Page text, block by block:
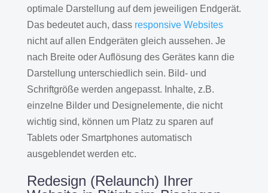
optimale Darstellung auf dem jeweiligen Endgerät.
Das bedeutet auch, dass responsive Websites
nicht auf allen Endgeräten gleich aussehen. Je
nach Breite oder Auflösung des Gerätes kann die
Darstellung unterschiedlich sein. Bild- und
Schriftgröße werden angepasst. Inhalte, z.B.
einzelne Bilder und Designelemente, die nicht
wichtig sind, können um Platz zu sparen auf
Tablets oder Smartphones automatisch
ausgeblendet werden etc.
Redesign (Relaunch) Ihrer